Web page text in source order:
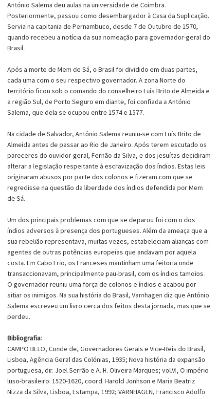
António Salema deu aulas na universidade de Coimbra.
Posteriormente, passou como desembargador à Casa da Suplicação.
Servia na capitania de Pernambuco, desde 7 de Outubro de 1570,
quando recebeu a notícia da sua nomeação para governador-geral do
Brasil.
Após a morte de Mem de Sá, o Brasil foi dividido em duas partes,
cada uma com o seu respectivo governador. A zona Norte do
território ficou sob o comando do conselheiro Luís Brito de Almeida e
a região Sul, de Porto Seguro em diante, foi confiada a António
Salema, que dela se ocupou entre 1574 e 1577.
Na cidade de Salvador, António Salema reuniu-se com Luís Brito de
Almeida antes de passar ao Rio de Janeiro. Após terem escutado os
pareceres do ouvidor-geral, Fernão da Silva, e dos jesuítas decidiram
alterar a legislação respeitante à escravização dos índios. Estas leis
originaram abusos por parte dos colonos e fizeram com que se
regredisse na questão da liberdade dos índios defendida por Mem
de Sá.
Um dos principais problemas com que se deparou foi com o dos
índios adversos à presença dos portugueses. Além da ameaça que a
sua rebelião representava, muitas vezes, estabeleciam alianças com
agentes de outras potências europeias que andavam por aquela
costa. Em Cabo Frio, os Franceses mantinham uma feitoria onde
transaccionavam, principalmente pau-brasil, com os índios tamoios.
O governador reuniu uma força de colonos e índios e acabou por
sitiar os inimigos. Na sua história do Brasil, Varnhagen diz que António
Salema escreveu um livro cerca dos feitos desta jornada, mas que se
perdeu.
Bibliografia:
CAMPO BELO, Conde de, Governadores Gerais e Vice-Reis do Brasil,
Lisboa, Agência Geral das Colónias, 1935; Nova história da expansão
portuguesa, dir. Joel Serrão e A. H. Oliveira Marques; vol.VI, O império
luso-brasileiro: 1520-1620, coord. Harold Jonhson e Maria Beatriz
Nizza da Silva, Lisboa, Estampa, 1992; VARNHAGEN, Francisco Adolfo